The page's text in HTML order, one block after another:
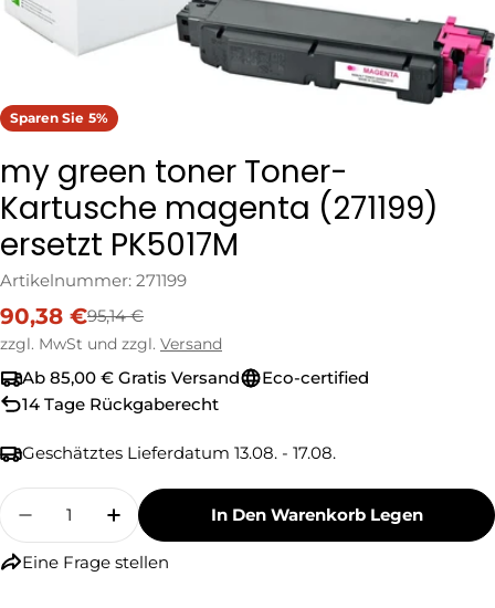
Sparen Sie 5%
my green toner Toner-
Kartusche magenta (271199)
ersetzt PK5017M
Artikelnummer: 271199
Verkaufspreis
90,38 €
Regulärer
Preis
95,14 €
zzgl. MwSt und zzgl. Versand
Ab 85,00 € Gratis Versand
Eco-certified
14 Tage Rückgaberecht
Geschätztes Lieferdatum 13.08. - 17.08.
Menge
Menge Für My Green Toner Toner-
Menge Für My Green Toner Toner-
In Den Warenkorb Legen
Eine Frage stellen